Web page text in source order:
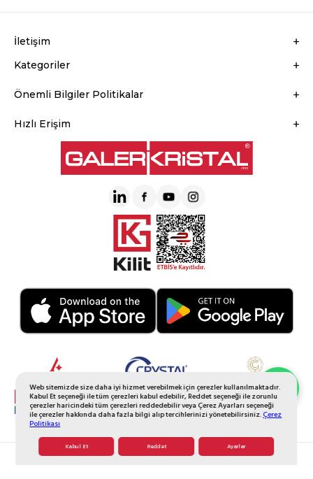
Web sitemizde size daha iyi hizmet verebilmek için çerezler kullanılmaktadır.
Kabul Et seçeneği ile tüm çerezleri kabul edebilir, Reddet seçeneği ile zorunlu
çerezler haricindeki tüm çerezleri reddedebilir veya Çerez Ayarları seçeneği
ile çerezler hakkında daha fazla bilgi alıp tercihlerinizi yönetebilirsiniz.Çerez
Politikası
Kabul Et Reddet Ayarlar
İletişim
Kategoriler
Önemli Bilgiler Politikalar
Hızlı Erişim
© 2026 Tüm Hakkı Saklıdır. Galerikristal.com.tr
Whatsapp Sipariş